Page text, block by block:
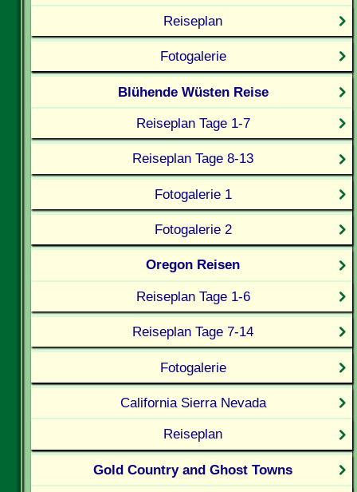
Reiseplan
Fotogalerie
Blühende Wüsten Reise
Reiseplan Tage 1-7
Reiseplan Tage 8-13
Fotogalerie 1
Fotogalerie 2
Oregon Reisen
Reiseplan Tage 1-6
Reiseplan Tage 7-14
Fotogalerie
California Sierra Nevada
Reiseplan
Gold Country and Ghost Towns